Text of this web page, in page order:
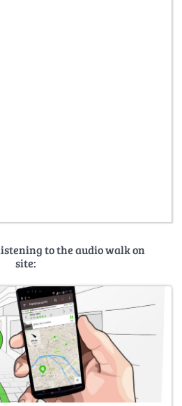
to the audio walk on
site: